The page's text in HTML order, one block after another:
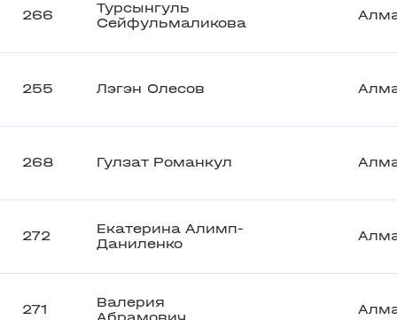
266
Турсынгуль
Сейфульмаликова
255 Лэгэн Олесов
268 Гулзат Романкул
272
Екатерина Алимп-
Даниленко
271
Валерия